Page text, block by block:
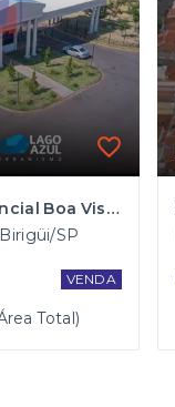
Condomínio Residencial Boa Vista em Birigui
SP
VENDA
Total)